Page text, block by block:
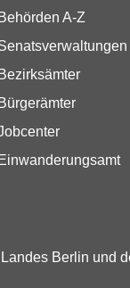
Behörden A-Z
Bezirksämter
Bürgerämter
Einwanderungsamt
Berlin und